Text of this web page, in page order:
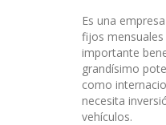
Es una
fijos
importante
grandísimo
como
necesita
vehículos.